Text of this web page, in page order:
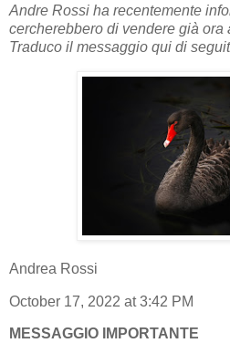
Andre Rossi ha recentemente
cercherebbero di vendere già ora
Traduco il messaggio qui di
Andrea Rossi
October 17, 2022 at 3:42 PM
MESSAGGIO IMPORTANTE